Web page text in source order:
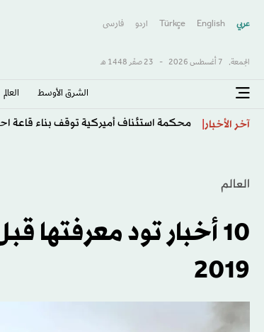
عربي English
Türkçe اردو فارسى
الجمعة, 7 أغسطس 2026 - 23 صفَر 1448 هـ
الشرق الأوسط​ العالم
آخر الأخبار محكمة استئناف أميركية توقف بناء قاعة
العالم
2019